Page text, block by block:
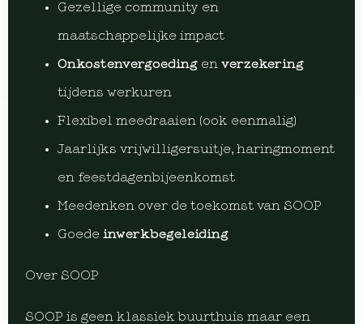
Gezellige community en
maatschappelijke impact
Onkostenvergoeding enverzekering
tijdens werkuren
Flexibel meedraaien (ook eenmalig)
Jaarlijks vrijwilligersuitje, haringmoment
en feestdagenbijeenkomst
Meedenken over de toekomst van SOOP
Goedeinwerkbegeleiding
Over SOOP
SOOP is geen klassiek buurthuis maar een